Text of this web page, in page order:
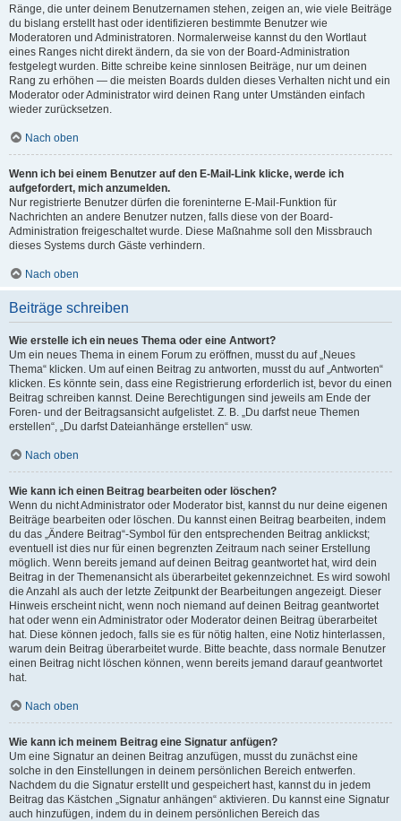
Ränge, die unter deinem Benutzernamen stehen, zeigen an, wie viele Beiträge
du bislang erstellt hast oder identifizieren bestimmte Benutzer wie
Moderatoren und Administratoren. Normalerweise kannst du den Wortlaut
eines Ranges nicht direkt ändern, da sie von der Board-Administration
festgelegt wurden. Bitte schreibe keine sinnlosen Beiträge, nur um deinen
Rang zu erhöhen — die meisten Boards dulden dieses Verhalten nicht und ein
Moderator oder Administrator wird deinen Rang unter Umständen einfach
wieder zurücksetzen.
Nach oben
Wenn ich bei einem Benutzer auf den E-Mail-Link klicke, werde ich
aufgefordert, mich anzumelden.
Nur registrierte Benutzer dürfen die foreninterne E-Mail-Funktion für
Nachrichten an andere Benutzer nutzen, falls diese von der Board-
Administration freigeschaltet wurde. Diese Maßnahme soll den Missbrauch
dieses Systems durch Gäste verhindern.
Nach oben
Beiträge schreiben
Wie erstelle ich ein neues Thema oder eine Antwort?
Um ein neues Thema in einem Forum zu eröffnen, musst du auf „Neues
Thema“ klicken. Um auf einen Beitrag zu antworten, musst du auf „Antworten“
klicken. Es könnte sein, dass eine Registrierung erforderlich ist, bevor du einen
Beitrag schreiben kannst. Deine Berechtigungen sind jeweils am Ende der
Foren- und der Beitragsansicht aufgelistet. Z. B. „Du darfst neue Themen
erstellen“, „Du darfst Dateianhänge erstellen“ usw.
Nach oben
Wie kann ich einen Beitrag bearbeiten oder löschen?
Wenn du nicht Administrator oder Moderator bist, kannst du nur deine eigenen
Beiträge bearbeiten oder löschen. Du kannst einen Beitrag bearbeiten, indem
du das „Ändere Beitrag“-Symbol für den entsprechenden Beitrag anklickst;
eventuell ist dies nur für einen begrenzten Zeitraum nach seiner Erstellung
möglich. Wenn bereits jemand auf deinen Beitrag geantwortet hat, wird dein
Beitrag in der Themenansicht als überarbeitet gekennzeichnet. Es wird sowohl
die Anzahl als auch der letzte Zeitpunkt der Bearbeitungen angezeigt. Dieser
Hinweis erscheint nicht, wenn noch niemand auf deinen Beitrag geantwortet
hat oder wenn ein Administrator oder Moderator deinen Beitrag überarbeitet
hat. Diese können jedoch, falls sie es für nötig halten, eine Notiz hinterlassen,
warum dein Beitrag überarbeitet wurde. Bitte beachte, dass normale Benutzer
einen Beitrag nicht löschen können, wenn bereits jemand darauf geantwortet
hat.
Nach oben
Wie kann ich meinem Beitrag eine Signatur anfügen?
Um eine Signatur an deinen Beitrag anzufügen, musst du zunächst eine
solche in den Einstellungen in deinem persönlichen Bereich entwerfen.
Nachdem du die Signatur erstellt und gespeichert hast, kannst du in jedem
Beitrag das Kästchen „Signatur anhängen“ aktivieren. Du kannst eine Signatur
auch hinzufügen, indem du in deinem persönlichen Bereich das